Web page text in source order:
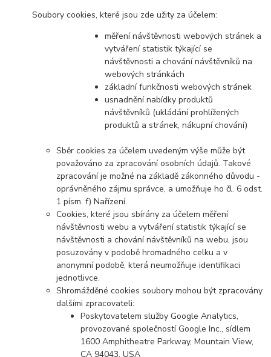
Soubory cookies, které jsou zde užity za účelem:
měření návštěvnosti webových stránek a
vytváření statistik týkající se
návštěvnosti a chování návštěvníků na
webových stránkách
základní funkčnosti webových stránek
usnadnění nabídky produktů
návštěvníků (ukládání prohlížených
produktů a stránek, nákupní chování)
Sběr cookies za účelem uvedeným výše může být
považováno za zpracování osobních údajů. Takové
zpracování je možné na základě zákonného důvodu -
oprávněného zájmu správce, a umožňuje ho čl. 6 odst.
1 písm. f) Nařízení.
Cookies, které jsou sbírány za účelem měření
návštěvnosti webu a vytváření statistik týkající se
návštěvnosti a chování návštěvníků na webu, jsou
posuzovány v podobě hromadného celku a v
anonymní podobě, která neumožňuje identifikaci
jednotlivce.
Shromážděné cookies soubory mohou být zpracovány
dalšími zpracovateli:
Poskytovatelem služby Google Analytics,
provozované společností Google Inc., sídlem
1600 Amphitheatre Parkway, Mountain View,
CA 94043, USA